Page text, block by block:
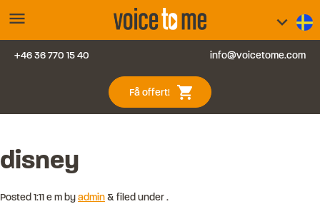
menu
Vanliga frågor
Kontakt
Blogg
keyboard_arrow_down
+46 36 770 15 40 info@voicetome.com
Få offert! shopping_cart
disney
Posted 1:11 e m byadmin&filed under .